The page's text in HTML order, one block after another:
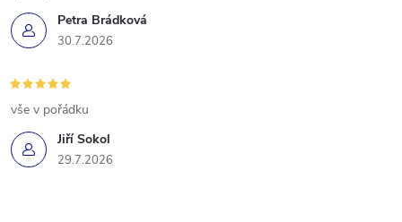
Petra Brádková
30.7.2026
Jiří Sokol
29.7.2026
vše v pořádku